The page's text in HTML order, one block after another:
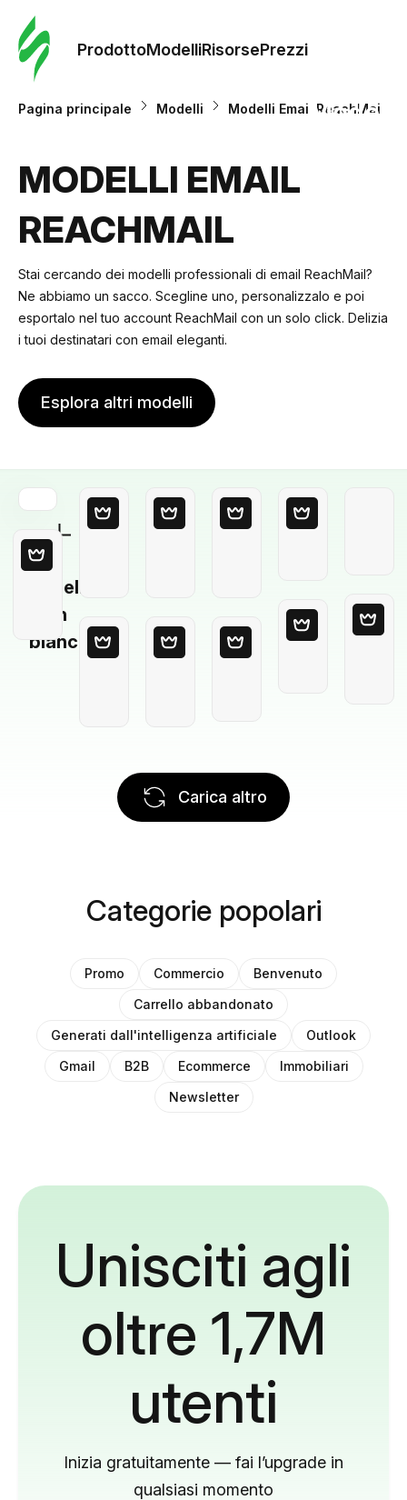
ProdottoModelliRisorsePrezzi
Modelli
Pagina principale Modelli Modelli Email ReachMail
MODELLI EMAIL
REACHMAIL
Stai cercando dei modelli professionali di email ReachMail?
Ne abbiamo un sacco. Scegline uno, personalizzalo e poi
esportalo nel tuo account ReachMail con un solo click. Delizia
i tuoi destinatari con email eleganti.
Esplora altri modelli
Modello
in
bianco
Carica altro
Categorie popolari
Promo Commercio
Benvenuto
Carrello abbandonato
Generati dall'intelligenza artificiale
Outlook
Gmail
B2B Ecommerce
Immobiliari
Newsletter
Unisciti agli
oltre 1,7M
utenti
Inizia gratuitamente — fai l’upgrade in
qualsiasi momento